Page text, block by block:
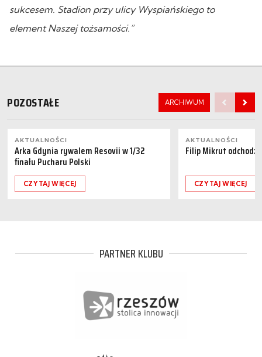
sukcesem. Stadion przy ulicy Wyspiańskiego to
element Naszej tożsamości.”
POZOSTAŁE ARCHIWUM
AKTUALNOŚCI
Arka Gdynia rywalem Resovii w 1/32
finału Pucharu Polski
CZYTAJ WIĘCEJ
AKTUALNOŚCI
Filip Mikrut
CZYTAJ WIĘCEJ
PARTNER KLUBU